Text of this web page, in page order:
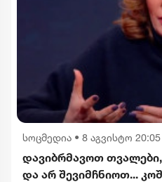
სოცმედია • 8 აგვისტო 20:05
დავიბრმავოთ
და არ შევიმჩნიოთ...